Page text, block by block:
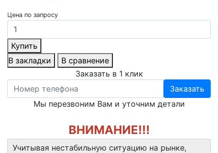
Цена по запросу
Купить
В закладки
В сравнение
Заказать в 1 клик
Заказать
Мы перезвоним Вам и уточним детали
ВНИМАНИЕ!!!
Учитывая нестабильную ситуацию на рынке,